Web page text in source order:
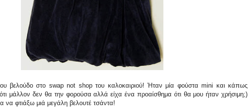
βελούδο στο swap not shop του καλοκαιριού! Ήταν μία φούστα mini και κάπως
μάλλον δεν θα την φορούσα αλλά είχα ένα προαίσθημα ότι θα μου ήταν χρήσιμη;)
να φτιάξω μιά μεγάλη βελουτέ τσάντα!